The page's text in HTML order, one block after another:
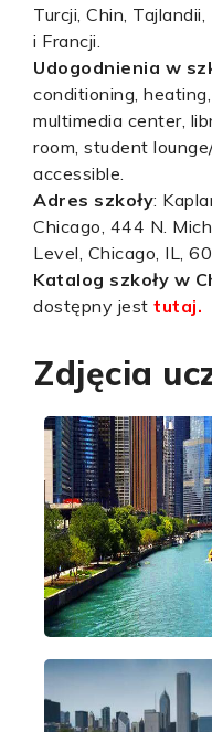
Turcji, Chin,
i Francji.
Udogodnienia w
conditioning,
multimedia center,
room, student
accessible.
Adres szkoły:
Chicago, 444 N.
Level, Chicago, IL,
Katalog szkoły w
dostępny jest tutaj.
Zdjęcia